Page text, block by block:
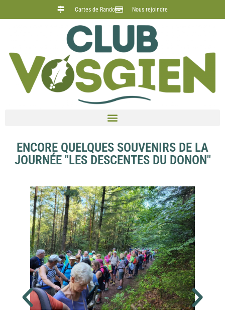
Cartes de Rando Nous rejoindre
ENCORE QUELQUES SOUVENIRS DE LA
JOURNÉE "LES DESCENTES DU DONON"